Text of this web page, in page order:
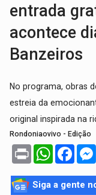
entrada
acontece
Banzeiros
No programa, obras
estreia da
original inspirada na
Rondoniaovivo - Edição
Print WhatsApp
Siga a gente